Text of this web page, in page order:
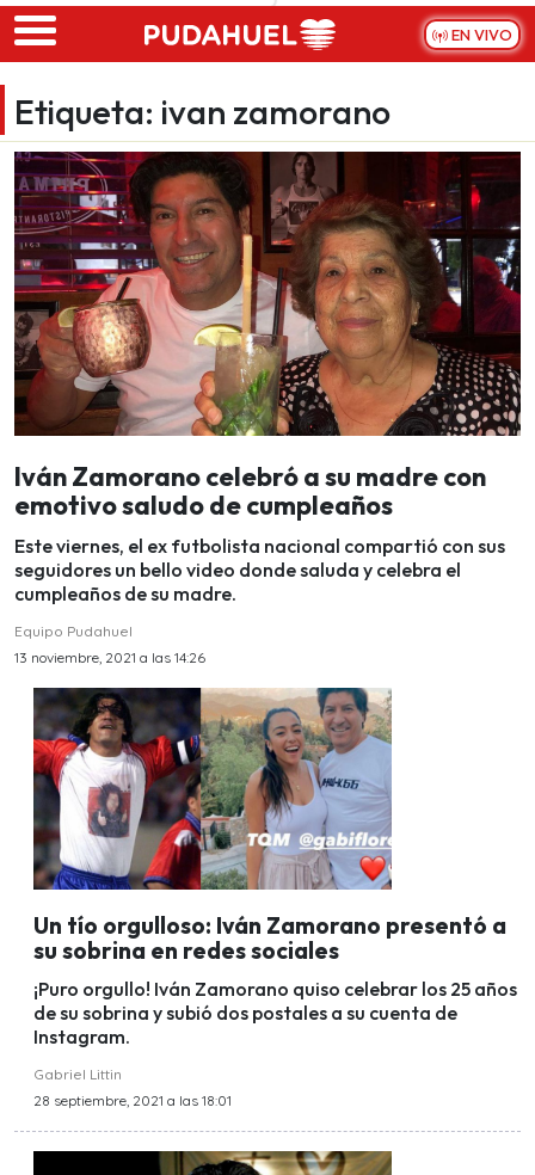
Skip to main content
EN VIVO
Etiqueta: ivan zamorano
Iván Zamorano celebró a su madre con
emotivo saludo de cumpleaños
Este viernes, el ex futbolista nacional compartió con sus
seguidores un bello video donde saluda y celebra el
cumpleaños de su madre.
Equipo Pudahuel
13 noviembre, 2021 a las 14:26
Un tío orgulloso: Iván Zamorano presentó a
su sobrina en redes sociales
¡Puro orgullo! Iván Zamorano quiso celebrar los 25 años
de su sobrina y subió dos postales a su cuenta de
Instagram.
Gabriel Littin
28 septiembre, 2021 a las 18:01